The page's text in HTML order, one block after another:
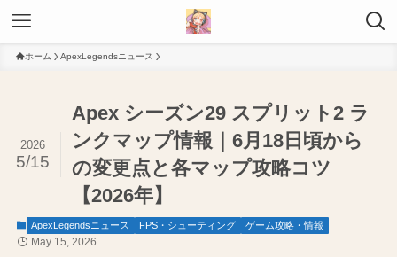
ホーム ApexLegendsニュース
Apex シーズン29 スプリット2 ラ
ンクマップ情報｜6月18日頃から
の変更点と各マップ攻略コツ
【2026年】
2026
5/15
ApexLegendsニュース FPS・シューティング ゲーム攻略・情報
May 15, 2026